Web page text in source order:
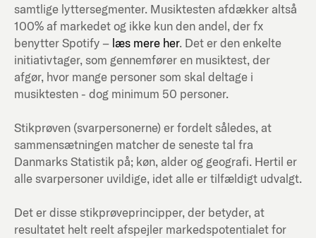
samtlige lyttersegmenter. Musiktesten afdækker altså
100% af markedet og ikke kun den andel, der fx
benytter Spotify – læs mere her. Det er den enkelte
initiativtager, som gennemfører en musiktest, der
afgør, hvor mange personer som skal deltage i
musiktesten - dog minimum 50 personer.
Stikprøven (svarpersonerne) er fordelt således, at
sammensætningen matcher de seneste tal fra
Danmarks Statistik på; køn, alder og geografi. Hertil er
alle svarpersoner uvildige, idet alle er tilfældigt udvalgt.
Det er disse stikprøveprincipper, der betyder, at
resultatet helt reelt afspejler markedspotentialet for